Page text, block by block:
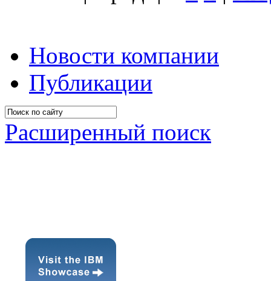
Новости компании
Публикации
Расширенный поиск